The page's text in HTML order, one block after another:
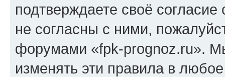
подтверждаете своё
не согласны с ними,
форумами «fpk-prognoz.ru».
изменять эти правила в